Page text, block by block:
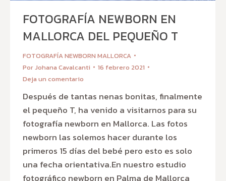
FOTOGRAFÍA NEWBORN EN
MALLORCA DEL PEQUEÑO T
FOTOGRAFÍA NEWBORN MALLORCA
PorJohana Cavalcanti
16 febrero 2021
Deja un comentario
Después de tantas nenas bonitas, finalmente
el pequeño T, ha venido a visitarnos para su
fotografía newborn en Mallorca. Las fotos
newborn las solemos hacer durante los
primeros 15 días del bebé pero esto es solo
una fecha orientativa.En nuestro estudio
fotográfico newborn en Palma de Mallorca